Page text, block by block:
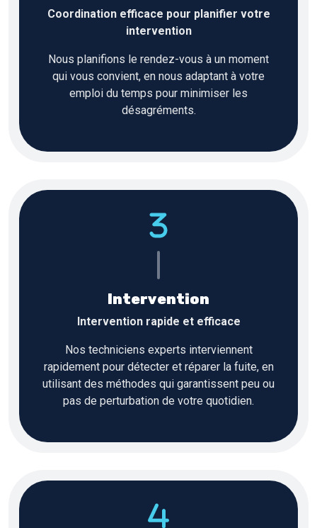
Coordination efficace pour planifier votre
intervention
Nous planifions le rendez-vous à un moment
qui vous convient, en nous adaptant à votre
emploi du temps pour minimiser les
désagréments.
Intervention
Intervention rapide et efficace
Nos techniciens experts interviennent
rapidement pour détecter et réparer la fuite, en
utilisant des méthodes qui garantissent peu ou
pas de perturbation de votre quotidien.